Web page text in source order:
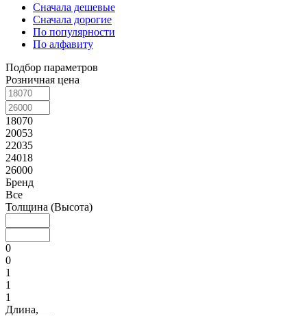
Сначала дешевые
Сначала дорогие
По популярности
По алфавиту
Подбор параметров
Розничная цена
18070
20053
22035
24018
26000
Бренд
Все
Толщина (Высота)
0
0
1
1
1
Длина,